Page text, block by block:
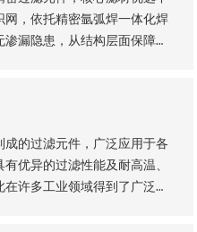
，依托精密氩弧焊一体化焊
漏隐患，从结构层面保障了
的过滤元件，广泛应用于各
优异的过滤性能及耐高温、
许多工业领域得到了广泛的